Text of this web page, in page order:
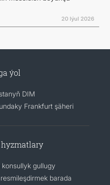
20 Iýul 2026
ýol
DIM
Frankfurt şäheri
gullugy
barada